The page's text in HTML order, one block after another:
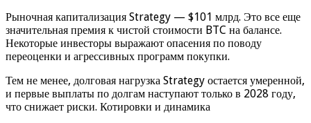
Рыночная капитализация Strategy — $101 млрд. Это все еще
значительная премия к чистой стоимости BTC на балансе.
Некоторые инвесторы выражают опасения по поводу
переоценки и агрессивных программ покупки.
Тем не менее, долговая нагрузка Strategy остается умеренной,
и первые выплаты по долгам наступают только в 2028 году,
что снижает риски. Котировки и динамика